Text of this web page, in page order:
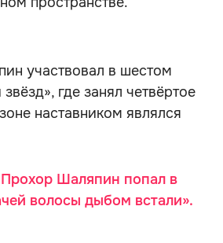
участвовал в шестом
где занял четвёртое
наставником являлся
Прохор Шаляпин попал в
волосы дыбом встали».